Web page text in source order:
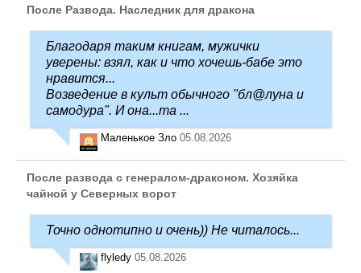
После Развода. Наследник для дракона
Благодаря таким книгам, мужички
уверены: взял, как и что хочешь-бабе это
нравится...
Возведение в культ обычного "бл@луна и
самодура". И она...та ...
Маленькое Зло 05.08.2026
После развода с генералом-драконом. Хозяйка
чайной у Северных ворот
Точно однотипно и очень)) Не читалось...
flyledy 05.08.2026